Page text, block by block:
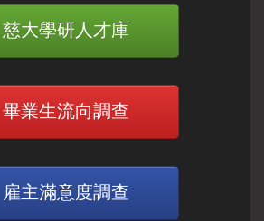
慈大學研人才庫
畢業生流向調查
雇主滿意度調查